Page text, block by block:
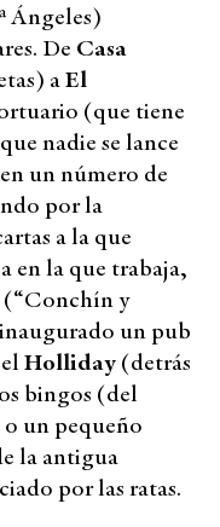
Ángeles)
De Casa
aEl
(que tiene
nadie se lance
un número de
por la
a la que
en la que trabaja,
(“Conchín y
un pub
elHolliday (detrás
bingos (del
un pequeño
la antigua
por las ratas.